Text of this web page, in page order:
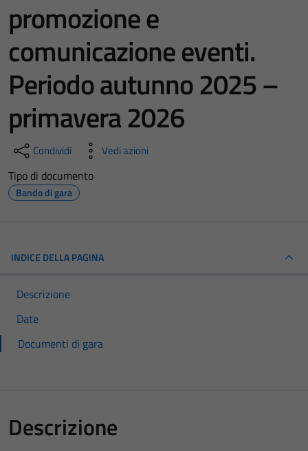
promozione e
comunicazione eventi.
Periodo autunno 2025 –
primavera 2026
Condividi Vedi azioni
Tipo di documento
Bando di gara
INDICE DELLA PAGINA
Descrizione
Date
Documenti di gara
Descrizione